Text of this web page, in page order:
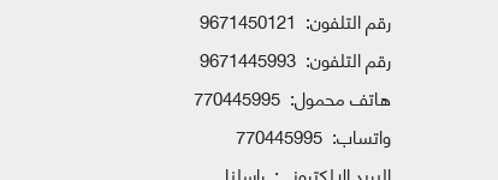
رقم التلفون: 9671450121
رقم التلفون: 9671445993
هاتف محمول: 770445995
واتساب: 770445995